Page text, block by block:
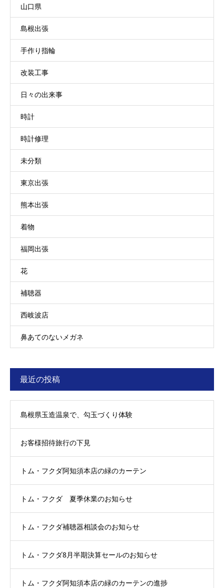
山口県
島根出張
手作り指輪
改装工事
日々の出来事
時計
時計修理
未分類
東京出張
熊本出張
着物
福岡出張
花
補聴器
西岐波店
鼻あてのないメガネ
最近の投稿
島根県玉造温泉で、勾玉づくり体験
お客様招待旅行の下見
トム・フクダ阿知須本店の緑のカーテン
トム・フクダ 夏季休業のお知らせ
トム・フクダ補聴器相談会のお知らせ
トム・フクダ8月半期決算セールのお知らせ
トム・フクダ阿知須本店の緑のカーテンの進捗